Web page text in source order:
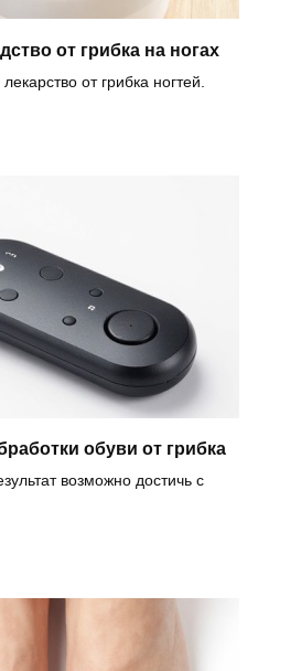
от грибка на ногах
от грибка ногтей.
обуви от грибка
возможно достичь с